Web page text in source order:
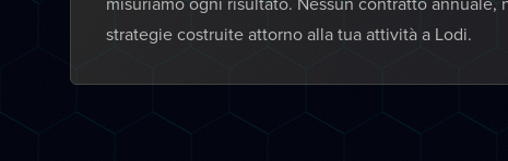
strategie costruite attorno alla tua attività a Lodi.